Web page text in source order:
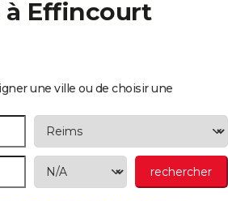
Effincourt
une ville ou de choisir une